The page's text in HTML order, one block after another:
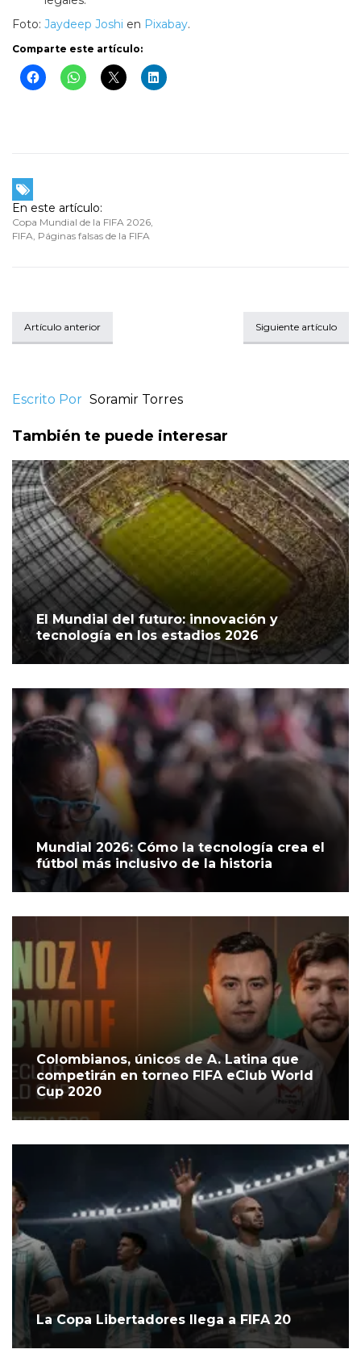
Foto: Jaydeep Joshi en Pixabay.
Comparte este artículo:
En este artículo:
Copa Mundial de la FIFA 2026,
FIFA, Páginas falsas de la FIFA
Artículo anterior Siguiente artículo
Escrito Por Soramir Torres
También te puede interesar
El Mundial del futuro: innovación y
tecnología en los estadios 2026
Mundial 2026: Cómo la tecnología crea el
fútbol más inclusivo de la historia
Colombianos, únicos de A. Latina que
competirán en torneo FIFA eClub World
Cup 2020
La Copa Libertadores llega a FIFA 20